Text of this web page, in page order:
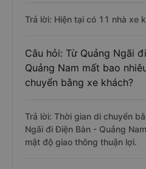
Trả lời: Hiện tại có 11 nhà xe
Câu hỏi: Từ Quảng Ngãi
Quảng Nam mất bao
chuyển bằng xe khách?
Trả lời: Thời gian di chuyển
Ngãi đi Điện Bàn - Quảng
mật độ giao thông thuận lợi.